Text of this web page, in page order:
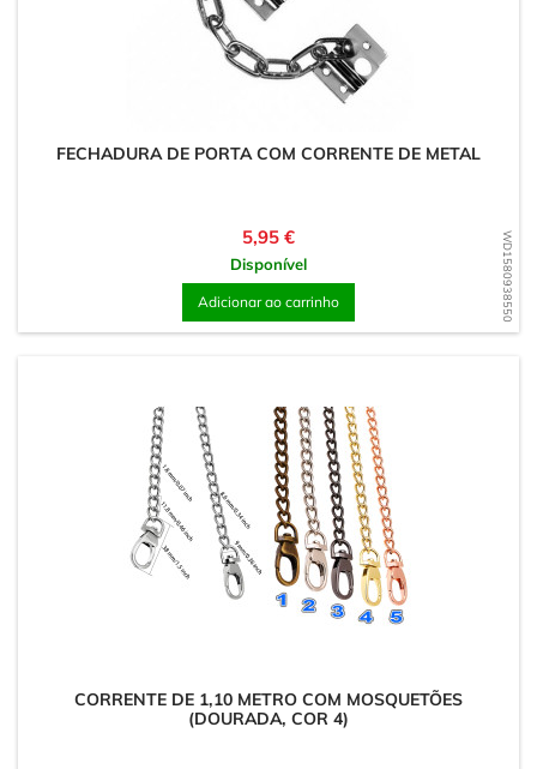
WD1580938550
FECHADURA DE PORTA COM CORRENTE DE METAL
Preço
5,95 €
Disponível
Adicionar ao carrinho
CORRENTE DE 1,10 METRO COM MOSQUETÕES
(DOURADA, COR 4)